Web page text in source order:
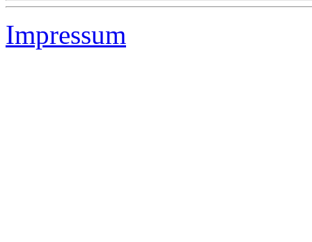
Impressum